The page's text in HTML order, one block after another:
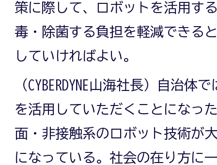
策に際して、ロボットを活用す
毒・除菌する負担を軽減できる
していければよい。
（CYBERDYNE山海社長）自治体
を活用していただくことになっ
面・非接触系のロボット技術が
になっている。社会の在り方に